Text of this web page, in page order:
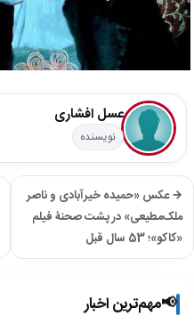
عسل افشاری
نویسنده
→ عکس «حمیده خیرآبادی و ناصر
ملک‌مطیعی» در پشت صحنۀ فیلم
«کاکو»؛ 53 سال قبل
📢مهم‌ترین اخبار